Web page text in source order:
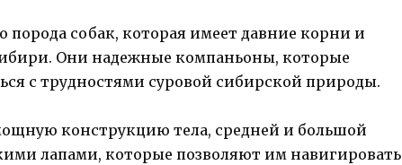
порода собак, которая имеет давние корни и
Они надежные компаньоны, которые
с трудностями суровой сибирской природы.
конструкцию тела, средней и большой
лапами, которые позволяют им навигировать